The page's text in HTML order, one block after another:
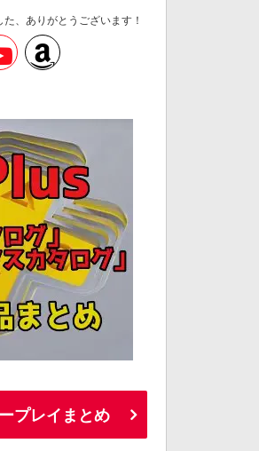
、ありがとうございます！
プレイまとめ